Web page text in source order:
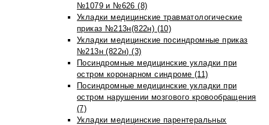
№1079 и №626 (8)
Укладки медицинские травматологические
приказ №213н(822н) (10)
Укладки медицинские посиндромные приказ
№213н (822н) (3)
Посиндромные медицинские укладки при
остром коронарном синдроме (11)
Посиндромные медицинские укладки при
остром нарушении мозгового кровообращения
(7)
Укладки медицинские парентеральных